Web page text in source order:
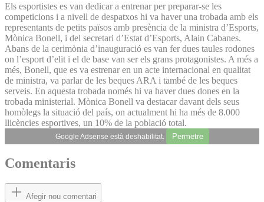
Els esportistes es van dedicar a entrenar per preparar-se les
competicions i a nivell de despatxos hi va haver una trobada amb els
representants de petits països amb presència de la ministra d’Esports,
Mònica Bonell, i del secretari d’Estat d’Esports, Alain Cabanes.
Abans de la cerimònia d’inauguració es van fer dues taules rodones
on l’esport d’elit i el de base van ser els grans protagonistes. A més a
més, Bonell, que es va estrenar en un acte internacional en qualitat
de ministra, va parlar de les beques ARA i també de les beques
serveis. En aquesta trobada només hi va haver dues dones en la
trobada ministerial. Mònica Bonell va destacar davant dels seus
homòlegs la situació del país, on actualment hi ha més de 8.000
llicències esportives, un 10% de la població total.
Google Adsense està deshabilitat. Permetre
Comentaris
Afegir nou comentari